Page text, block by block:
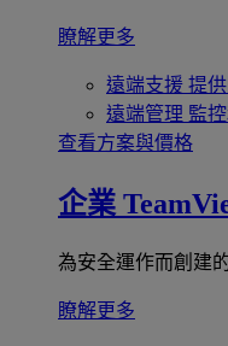
瞭解更多
遠端支援 提
遠端管理 監
查看方案與價格
企業
為安全運作而創建
瞭解更多